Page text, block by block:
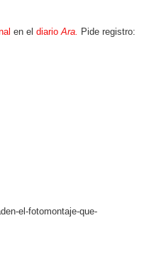
en el diarioAra. Pide registro:
el-fotomontaje-que-